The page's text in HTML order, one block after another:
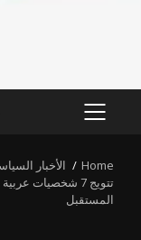
PRIMARY
Home
الأخبار
تتويج 7 شخصيات
المستقبل